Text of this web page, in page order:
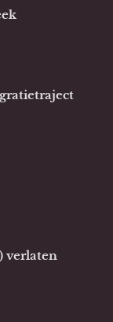
verlaten